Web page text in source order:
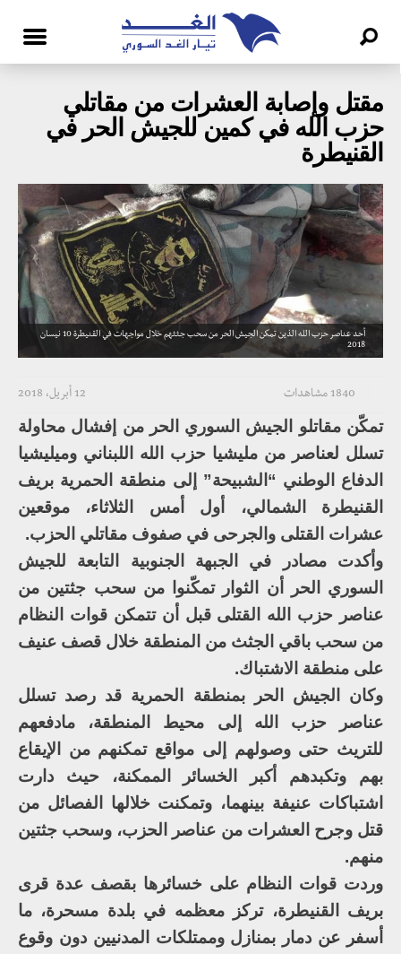
مقتل وإصابة العشرات من مقاتلي
حزب الله في كمين للجيش الحر في
القنيطرة
أحد عناصر حزب الله الذين تمكن الجيش الحر من سحب جثثهم خلال مواجهات في القنيطرة 10 نيسان
2018
12 أبريل، 2018 1840 مشاهدات
تمكّن مقاتلو الجيش السوري الحر من إفشال محاولة
تسلل لعناصر من مليشيا حزب الله اللبناني وميليشيا
الدفاع الوطني “الشبيحة” إلى منطقة الحمرية بريف
القنيطرة الشمالي، أول أمس الثلاثاء، موقعين
عشرات القتلى والجرحى في صفوف مقاتلي الحزب.
وأكدت مصادر في الجبهة الجنوبية التابعة للجيش
السوري الحر أن الثوار تمكّنوا من سحب جثتين من
عناصر حزب الله القتلى قبل أن تتمكن قوات النظام
من سحب باقي الجثث من المنطقة خلال قصف عنيف
على منطقة الاشتباك.
وكان الجيش الحر بمنطقة الحمرية قد رصد تسلل
عناصر حزب الله إلى محيط المنطقة، مادفعهم
للتريث حتى وصولهم إلى مواقع تمكنهم من الإيقاع
بهم وتكبدهم أكبر الخسائر الممكنة، حيث دارت
اشتباكات عنيفة بينهما، وتمكنت خلالها الفصائل من
قتل وجرح العشرات من عناصر الحزب، وسحب جثتين
منهم.
وردت قوات النظام على خسائرها بقصف عدة قرى
بريف القنيطرة، تركز معظمه في بلدة مسحرة، ما
أسفر عن دمار بمنازل وممتلكات المدنيين دون وقوع